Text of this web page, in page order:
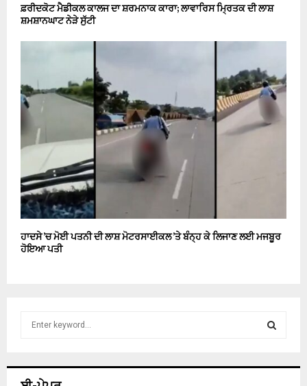
ਫ਼ਰੀਦਕੋਟ ਮੈਡੀਕਲ ਕਾਲਜ ਦਾ ਸ਼ਰਮਨਾਕ ਕਾਰਾ; ਲਾਵਾਰਿਸ ਮ੍ਰਿਤਕ ਦੀ ਲਾਸ਼
ਸ਼ਮਸ਼ਾਨਘਾਟ ਨੇੜੇ ਸੁੱਟੀ
ਹਾਦਸੇ ’ਚ ਮੋਈ ਪਤਨੀ ਦੀ ਲਾਸ਼ ਮੋਟਰਸਾਈਕਲ ’ਤੇ ਬੰਨ੍ਹ ਕੇ ਲਿਜਾਣ ਲਈ ਮਜਬੂਰ
ਹੋਇਆ ਪਤੀ